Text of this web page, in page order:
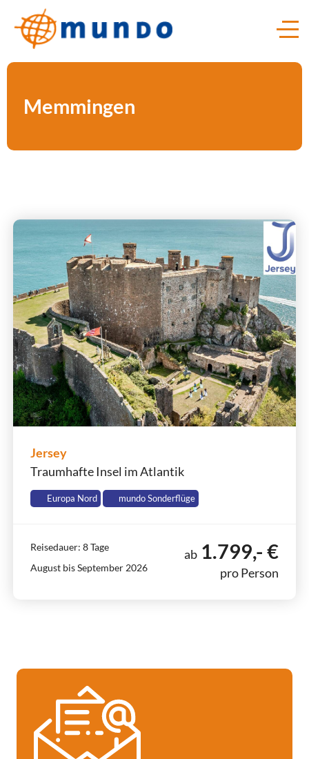
Memmingen
Jersey
Traumhafte Insel im Atlantik
Europa Nord mundo Sonderflüge
Reisedauer: 8 Tage
August bis September 2026
ab 1.799,- €
pro Person